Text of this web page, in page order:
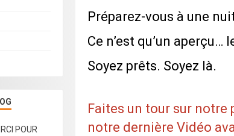
Préparez-vous à une
Ce n’est qu’un
Soyez prêts. Soyez là.
Faites un tour sur
notre dernière Vidéo
POUR